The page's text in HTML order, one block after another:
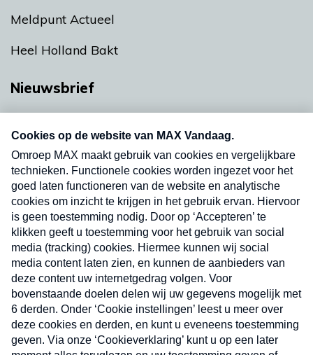
Meldpunt Actueel
Heel Holland Bakt
Nieuwsbrief
nieuwsbrief. Elke vrijdag- en dinsdagochtend in
uw mailbox.
Verzend
Nieuwsbrief
Neem hier een gratis abonnement op onze